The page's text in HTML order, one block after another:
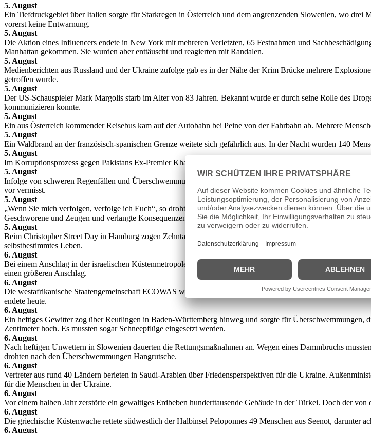
5. August
Ein Tiefdruckgebiet über Italien sorgte für Starkregen in Österreich und dem angrenzenden Slowenien, wo drei
vorerst keine Entwarnung.
5. August
Die Aktion eines Influencers endete in New York mit mehreren Verletzten, 65 Festnahmen und
Manhattan gekommen. Sie wurden aber enttäuscht und reagierten mit Randalen.
5. August
Medienberichten aus Russland und der Ukraine zufolge gab es in der Nähe der Krim Brücke mehrere
getroffen wurde.
5. August
Der US-Schauspieler Mark Margolis starb im Alter von 83 Jahren. Bekannt wurde er durch seine Rolle des
kommunizieren konnte.
5. August
Ein aus Österreich kommender Reisebus kam auf der Autobahn bei Peine von der Fahrbahn ab. Mehrere
5. August
Ein Waldbrand an der französisch-spanischen Grenze weitete sich gefährlich aus. In der Nacht wurden 140
5. August
Im Korruptionsprozess gegen Pakistans Ex-Premier Khan fiel das Urteil. Der populäre Oppositionspolitiker
5. August
Infolge von schweren Regenfällen und Überschwemmungen kamen in der chinesischen Provinz Hebei
vor vermisst.
5. August
„Wenn Sie mich verfolgen, verfolge ich Euch“, so drohte Ex-US-Präsident Trump nach der Verlesung der
Geschworene und Zeugen und verlangte Konsequenzen.
5. August
Beim Christopher Street Day in Hamburg zogen Zehntausende Menschen durch die Innenstadt, mit bunten
selbstbestimmtes Leben.
6. August
Bei einem Anschlag in der israelischen Küstenmetropole Tel Aviv wurde ein Wachmann getötet. Der
einen größeren Anschlag.
6. August
Die westafrikanische Staatengemeinschaft ECOWAS war bereit, militärisch im Niger einzugreifen.
endete heute.
6. August
Ein heftiges Gewitter zog über Reutlingen in Baden-Württemberg hinweg und sorgte für Überschwemmungen,
Zentimeter hoch. Es mussten sogar Schneepflüge eingesetzt werden.
6. August
Nach heftigen Unwettern in Slowenien dauerten die Rettungsmaßnahmen an. Wegen eines Dammbruchs
drohten nach den Überschwemmungen Hangrutsche.
6. August
Vertreter aus rund 40 Ländern berieten in Saudi-Arabien über Friedensperspektiven für die Ukraine.
für die Menschen in der Ukraine.
6. August
Vor einem halben Jahr zerstörte ein gewaltiges Erdbeben hunderttausende Gebäude in der Türkei. Doch der
6. August
Die griechische Küstenwache rettete südwestlich der Halbinsel Peloponnes 49 Menschen aus Seenot, darunter
6. August